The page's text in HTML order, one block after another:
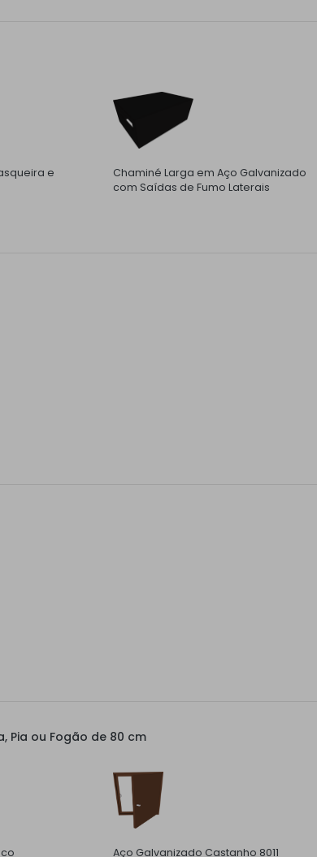
e
Chaminé Larga em Aço Galvanizado
com Saídas de Fumo Laterais
Pia ou Fogão de 80 cm
Aço Galvanizado Castanho 8011